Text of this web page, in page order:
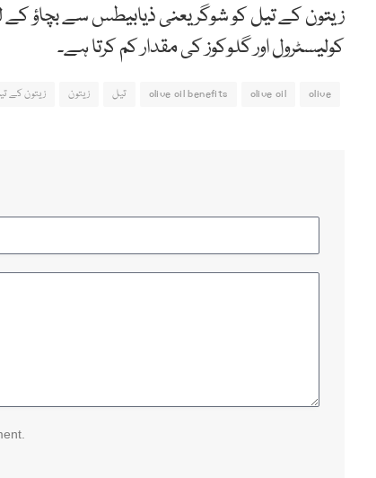
زیتون کے تیل کو شوگر یعنی ذیابیطس سے بچاؤ
کولیسٹرول اور گلوکوز کی مقدار کم کرتا ہے۔
olive
olive oil
olive oil benefits تیل زیتون زیتون کے